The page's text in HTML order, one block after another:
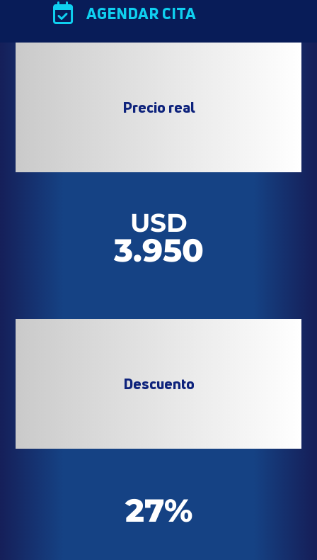
 AGENDAR CITA
Precio real
USD
3.950
Descuento
27%